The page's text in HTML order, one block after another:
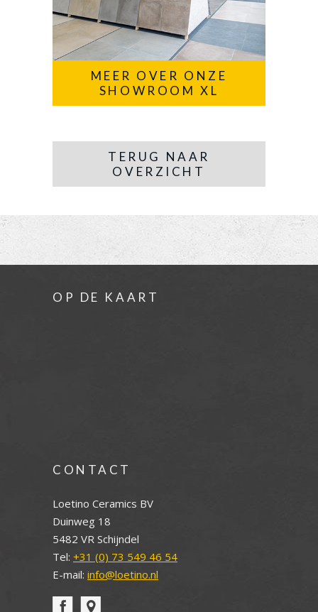
MEER OVER ONZE
SHOWROOM XL
TERUG NAAR
OVERZICHT
OP DE KAART
CONTACT
Loetino Ceramics BV
Duinweg 18
5482 VR Schijndel
Tel: +31 (0) 73 549 46 54
E-mail: info@loetino.nl